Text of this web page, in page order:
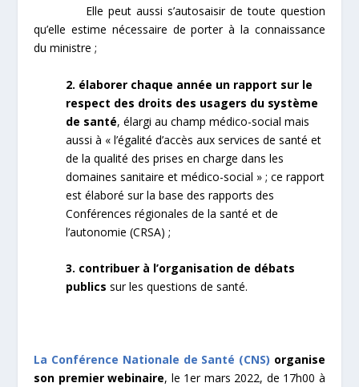
Elle peut aussi s’autosaisir de toute question
qu’elle estime nécessaire de porter à la connaissance
du ministre ;
2. élaborer chaque année un rapport sur le
respect des droits des usagers du système
de santé, élargi au champ médico-social mais
aussi à « l’égalité d’accès aux services de santé et
de la qualité des prises en charge dans les
domaines sanitaire et médico-social » ; ce rapport
est élaboré sur la base des rapports des
Conférences régionales de la santé et de
l’autonomie (CRSA) ;
3. contribuer à l’organisation de débats
publics sur les questions de santé.
La Conférence Nationale de Santé (CNS) organise
son premier webinaire, le 1er mars 2022, de 17h00 à